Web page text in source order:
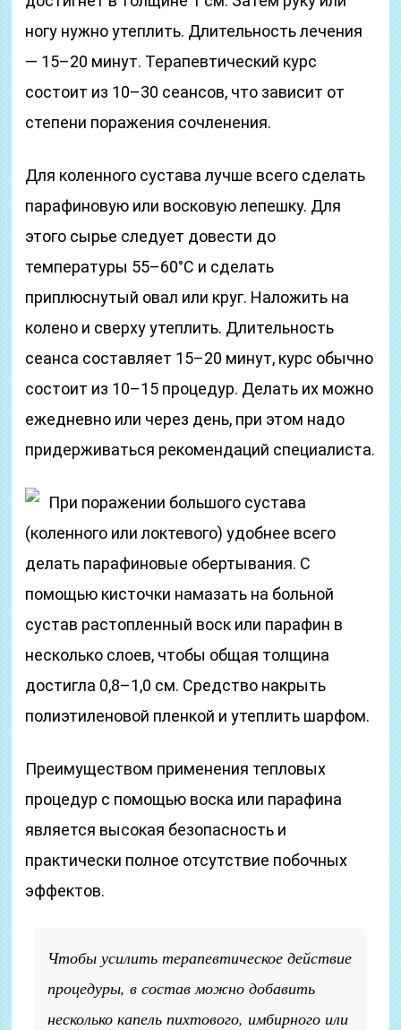
ногу нужно утеплить. Длительность лечения
— 15–20 минут. Терапевтический курс
состоит из 10–30 сеансов, что зависит от
степени поражения сочленения.
Для коленного сустава лучше всего сделать
парафиновую или восковую лепешку. Для
этого сырье следует довести до
температуры 55–60°С и сделать
приплюснутый овал или круг. Наложить на
колено и сверху утеплить. Длительность
сеанса составляет 15–20 минут, курс обычно
состоит из 10–15 процедур. Делать их можно
ежедневно или через день, при этом надо
придерживаться рекомендаций специалиста.
При поражении большого сустава
(коленного или локтевого) удобнее всего
делать парафиновые обертывания. С
помощью кисточки намазать на больной
сустав растопленный воск или парафин в
несколько слоев, чтобы общая толщина
достигла 0,8–1,0 см. Средство накрыть
полиэтиленовой пленкой и утеплить шарфом.
Преимуществом применения тепловых
процедур с помощью воска или парафина
является высокая безопасность и
практически полное отсутствие побочных
эффектов.
Чтобы усилить терапевтическое действие
процедуры, в состав можно добавить
несколько капель пихтового, имбирного или